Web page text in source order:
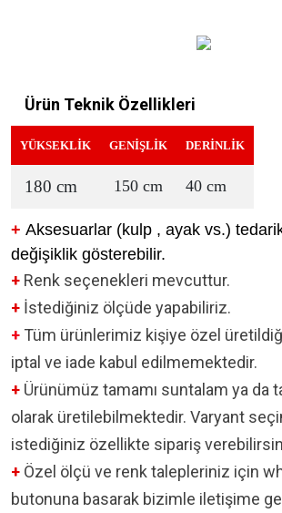
Ürün Teknik Özellikleri
YÜKSEKLİK GENİŞLİK DERİNLİK
180 cm 150 cm 40 cm
+ Aksesuarlar (kulp , ayak vs.)
değişiklik gösterebilir.
+ Renk seçenekleri mevcuttur.
+ İstediğiniz ölçüde yapabiliriz.
+ Tüm ürünlerimiz kişiye özel
iptal ve iade kabul edilmemektedir.
+ Ürünümüz tamamı suntalam ya da
olarak üretilebilmektedir. Varyant
istediğiniz özellikte sipariş
+ Özel ölçü ve renk talepleriniz için
butonuna basarak bizimle iletişime